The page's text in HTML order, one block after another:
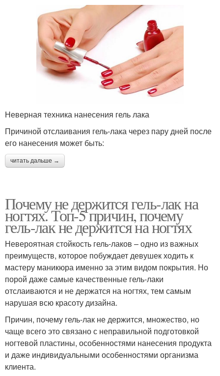
Неверная техника нанесения гель лака
Причиной отслаивания гель-лака через пару дней после
его нанесения может быть:
читать дальше →
Почему не держится гель-лак на
ногтях. Топ-5 причин, почему
гель-лак не держится на ногтях
Невероятная стойкость гель-лаков – одно из важных
преимуществ, которое побуждает девушек ходить к
мастеру маникюра именно за этим видом покрытия. Но
порой даже самые качественные гель-лаки
отслаиваются и не держатся на ногтях, тем самым
нарушая всю красоту дизайна.
Причин, почему гель-лак не держится, множество, но
чаще всего это связано с неправильной подготовкой
ногтевой пластины, особенностями нанесения продукта
и даже индивидуальными особенностями организма
клиента.